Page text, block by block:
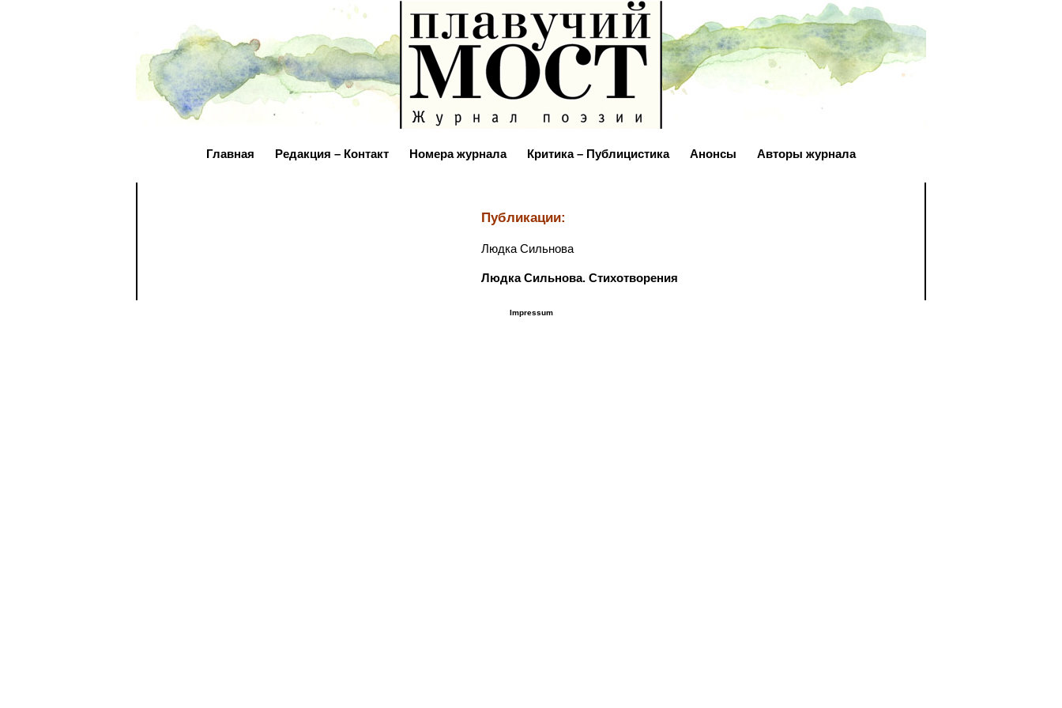
Главная Редакция – Контакт Номера журнала Критика – Публицистика Анонсы Авторы журнала
Публикации:
Людка Сильнова
Людка Сильнова. Стихотворения
Impressum